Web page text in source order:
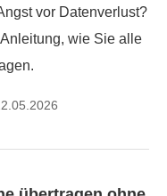
vor Datenverlust?
wie Sie alle